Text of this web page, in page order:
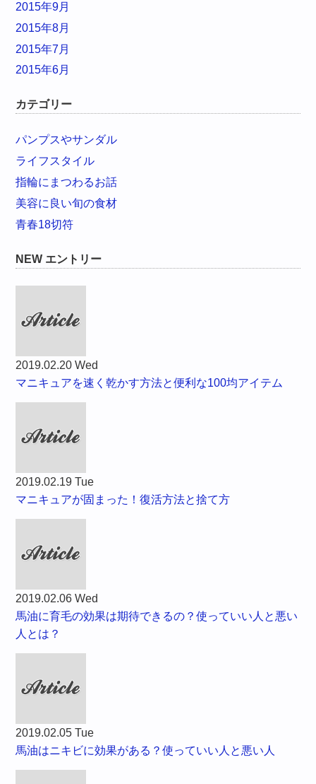
2015年9月
2015年8月
2015年7月
2015年6月
カテゴリー
パンプスやサンダル
ライフスタイル
指輪にまつわるお話
美容に良い旬の食材
青春18切符
NEW エントリー
2019.02.20 Wed
マニキュアを速く乾かす方法と便利な100均アイテム
2019.02.19 Tue
マニキュアが固まった！復活方法と捨て方
2019.02.06 Wed
馬油に育毛の効果は期待できるの？使っていい人と悪い
人とは？
2019.02.05 Tue
馬油はニキビに効果がある？使っていい人と悪い人